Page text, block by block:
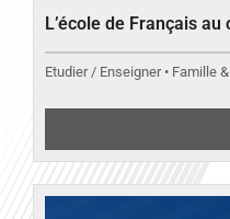
L’école de Français
Etudier / Enseigner • Famille